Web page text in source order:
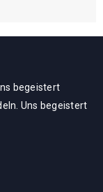
begeistert
Uns begeistert